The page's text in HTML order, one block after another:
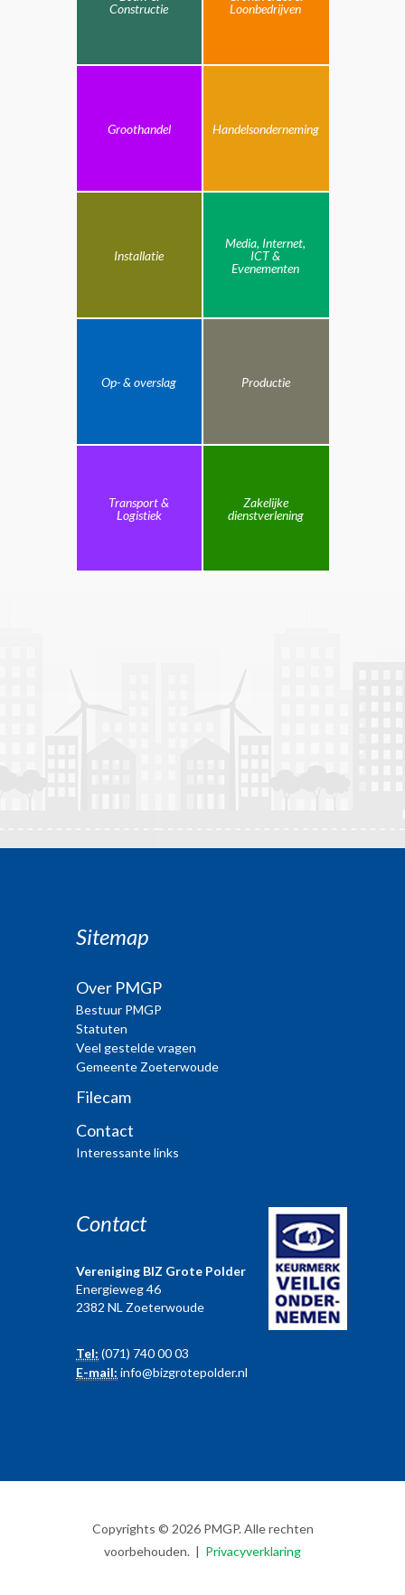
Constructie
Loonbedrijven
Groothandel Handelsonderneming
Installatie
Media, Internet,
ICT &
Evenementen
Op- & overslag Productie
Transport &
Logistiek
Zakelijke
dienstverlening
Sitemap
Over PMGP
Bestuur PMGP
Statuten
Veel gestelde vragen
Gemeente Zoeterwoude
Filecam
Contact
Interessante links
Contact
Vereniging BIZ Grote Polder
Energieweg 46
2382 NL Zoeterwoude
Tel: (071) 740 00 03
E-mail: info@bizgrotepolder.nl
Copyrights © 2026 PMGP. Alle rechten
voorbehouden. | Privacyverklaring